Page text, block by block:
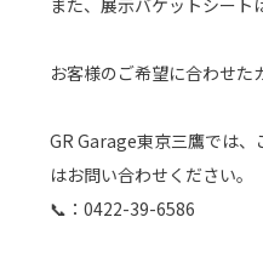
お客様のご希望に合わせた
GR Garage東京三鷹では、
はお問い合わせください。
📞：0422-39-6586